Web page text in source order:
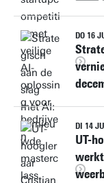
DO 16
DI 14
UT-